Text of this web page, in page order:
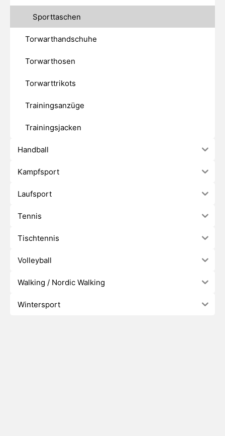
Sporttaschen
Torwarthandschuhe
Torwarthosen
Torwarttrikots
Trainingsanzüge
Trainingsjacken
Handball
Kampfsport
Laufsport
Tennis
Tischtennis
Volleyball
Walking / Nordic Walking
Wintersport